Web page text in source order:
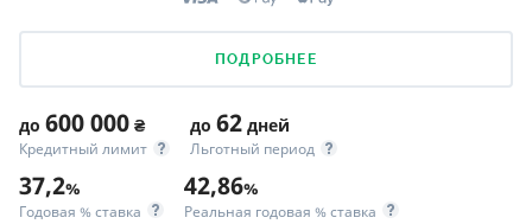
ПОДРОБНЕЕ
до 600 000 ₴
Кредитный лимит
до 62 дней
Льготный период
37,2%
Годовая % ставка
42,86%
Реальная годовая % ставка